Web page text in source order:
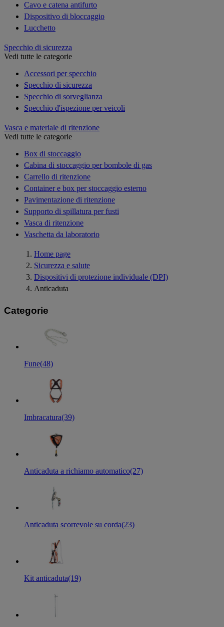
Cavo e catena antifurto
Dispositivo di bloccaggio
Lucchetto
Specchio di sicurezza
Vedi tutte le categorie
Accessori per specchio
Specchio di sicurezza
Specchio di sorveglianza
Specchio d'ispezione per veicoli
Vasca e materiale di ritenzione
Vedi tutte le categorie
Box di stoccaggio
Cabina di stoccaggio per bombole di gas
Carrello di ritenzione
Container e box per stoccaggio esterno
Pavimentazione di ritenzione
Supporto di spillatura per fusti
Vasca di ritenzione
Vaschetta da laboratorio
Home page
Sicurezza e salute
Dispositivi di protezione individuale (DPI)
Anticaduta
Categorie
Fune(48)
Imbracatura(39)
Anticaduta a richiamo automatico(27)
Anticaduta scorrevole su corda(23)
Kit anticaduta(19)